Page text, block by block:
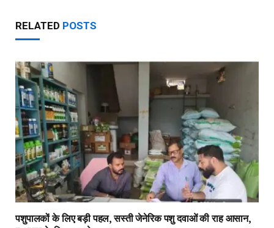
RELATED POSTS
पशुपालकों के लिए बड़ी पहल, सस्ती जेनेरिक पशु दवाओं की राह आसान,